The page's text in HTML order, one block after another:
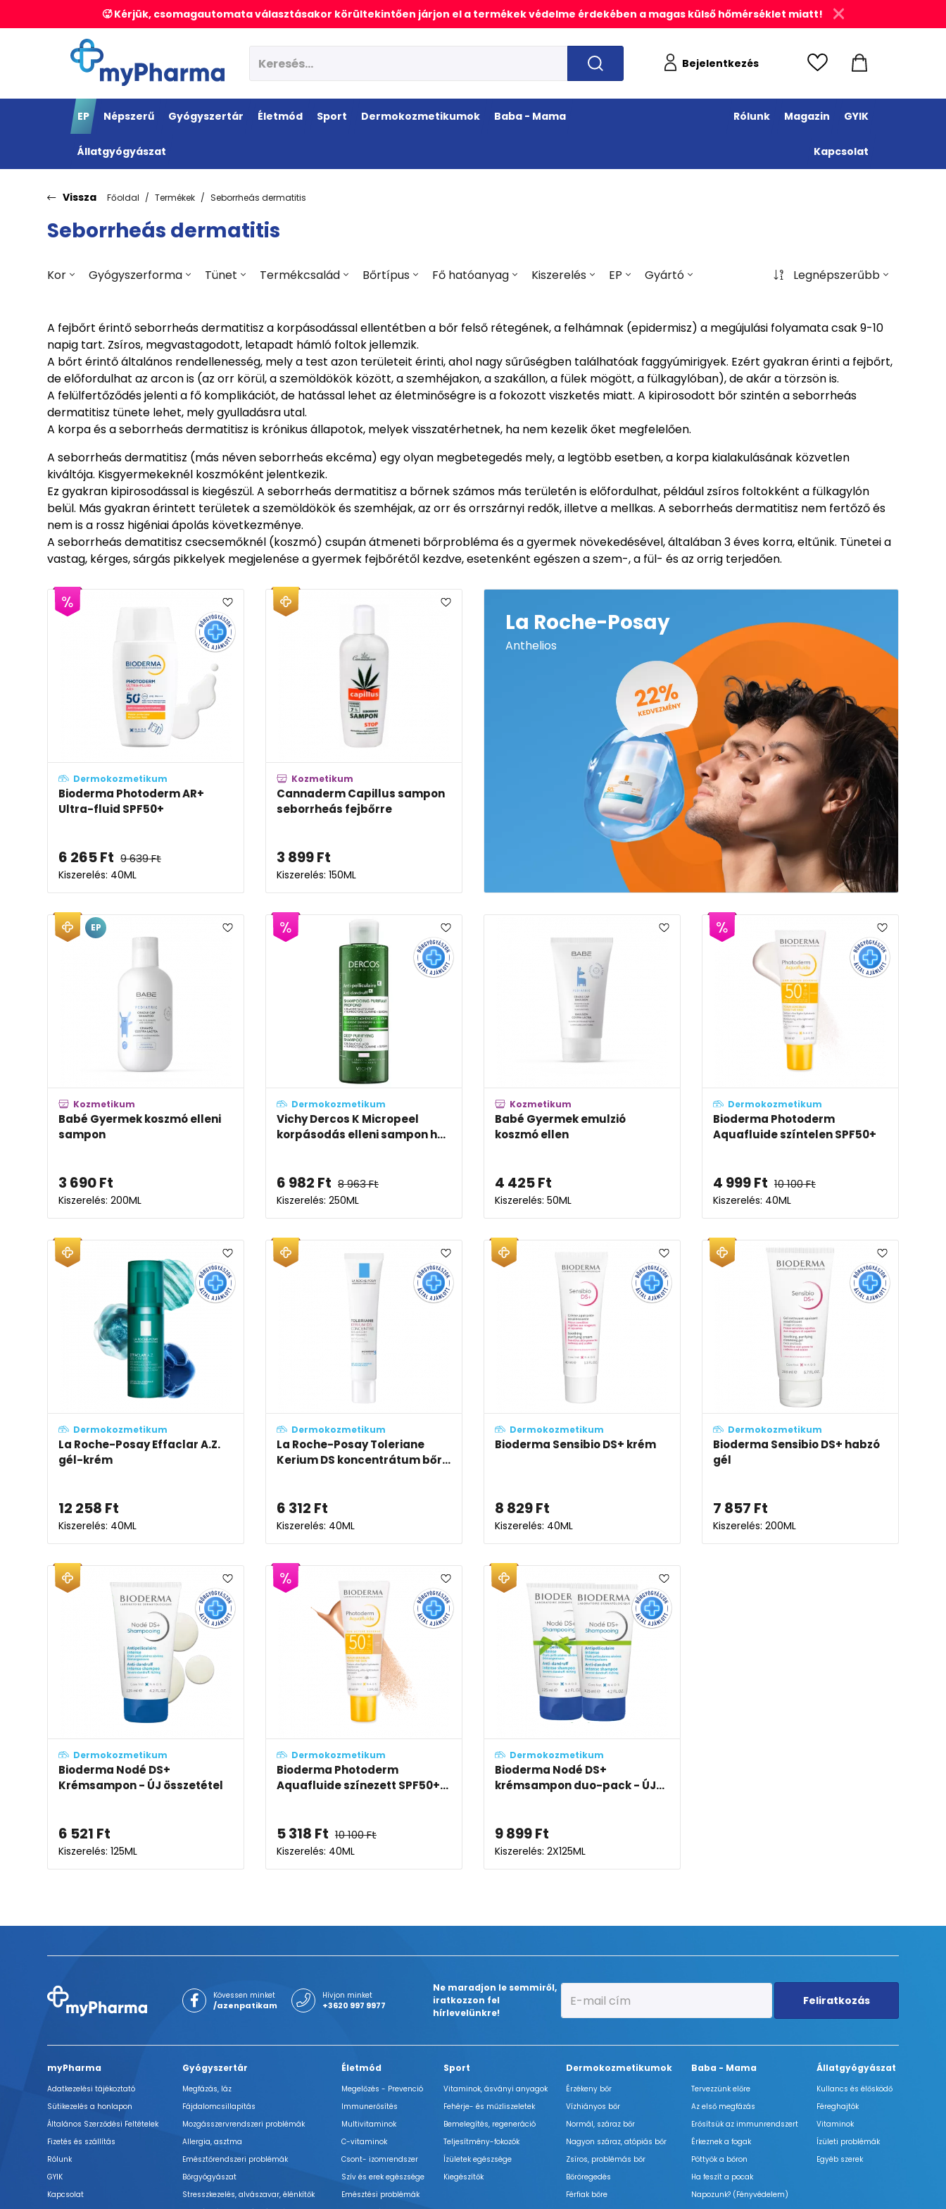
🥵 Kérjük, csomagautomata választásakor körültekintően járjon el a termékek védelme érdekében a magas külső hőmérséklet miatt!
Bejelentkezés
EP Népszerű Gyógyszertár Életmód Sport Dermokozmetikumok Baba - Mama
Állatgyógyászat
Rólunk Magazin GYIK
Kapcsolat
Vissza Főoldal Termékek Seborrheás dermatitis
Seborrheás dermatitis
Kor Gyógyszerforma Tünet Termékcsalád Bőrtípus Fő hatóanyag Kiszerelés EP Gyártó Legnépszerűbb
A fejbőrt érintő seborrheás dermatitisz a korpásodással ellentétben a bőr felső rétegének, a felhámnak (epidermisz) a megújulási folyamata csak 9-10
napig tart. Zsíros, megvastagodott, letapadt hámló foltok jellemzik.
A bőrt érintő általános rendellenesség, mely a test azon területeit érinti, ahol nagy sűrűségben találhatóak faggyúmirigyek. Ezért gyakran érinti a fejbőrt,
de előfordulhat az arcon is (az orr körül, a szemöldökök között, a szemhéjakon, a szakállon, a fülek mögött, a fülkagylóban), de akár a törzsön is.
A felülfertőződés jelenti a fő komplikációt, de hatással lehet az életminőségre is a fokozott viszketés miatt. A kipirosodott bőr szintén a seborrheás
dermatitisz tünete lehet, mely gyulladásra utal.
A korpa és a seborrheás dermatitisz is krónikus állapotok, melyek visszatérhetnek, ha nem kezelik őket megfelelően.
A seborrheás dermatitisz (más néven seborrheás ekcéma) egy olyan megbetegedés mely, a legtöbb esetben, a korpa kialakulásának közvetlen
kiváltója. Kisgyermekeknél koszmóként jelentkezik.
Ez gyakran kipirosodással is kiegészül. A seborrheás dermatitisz a bőrnek számos más területén is előfordulhat, például zsíros foltokként a fülkagylón
belül. Más gyakran érintett területek a szemöldökök és szemhéjak, az orr és orrszárnyi redők, illetve a mellkas. A seborrheás dermatitisz nem fertőző és
nem is a rossz higéniai ápolás következménye.
A seborrheás dematitisz csecsemőknél (koszmó) csupán átmeneti bőrprobléma és a gyermek növekedésével, általában 3 éves korra, eltűnik. Tünetei a
vastag, kérges, sárgás pikkelyek megjelenése a gyermek fejbőrétől kezdve, esetenként egészen a szem-, a fül- és az orrig terjedően.
Dermokozmetikum
Bioderma Photoderm AR+
Ultra-fluid SPF50+
6 265Ft 9 639Ft
Kiszerelés: 40ML
Kozmetikum
Cannaderm Capillus sampon
seborrheás fejbőrre
3 899Ft
Kiszerelés: 150ML
La Roche-Posay
Anthelios
Kozmetikum
Babé Gyermek koszmó elleni
sampon
3 690Ft
Kiszerelés: 200ML
EP
Dermokozmetikum
Vichy Dercos K Micropeel
korpásodás elleni sampon h...
6 982 Ft 8 963Ft
Kiszerelés: 250ML
Kozmetikum
Babé Gyermek emulzió
koszmó ellen
4 425Ft
Kiszerelés: 50ML
Dermokozmetikum
Bioderma Photoderm
Aquafluide színtelen SPF50+
4 999Ft 10 100Ft
Kiszerelés: 40ML
Dermokozmetikum
La Roche-Posay Effaclar A.Z.
gél-krém
12 258 Ft
Kiszerelés: 40ML
Dermokozmetikum
La Roche-Posay Toleriane
Kerium DS koncentrátum bőr...
6 312 Ft
Kiszerelés: 40ML
Dermokozmetikum
Bioderma Sensibio DS+ krém
8 829Ft
Kiszerelés: 40ML
Dermokozmetikum
Bioderma Sensibio DS+ habzó
gél
7 857 Ft
Kiszerelés: 200ML
Dermokozmetikum
Bioderma Nodé DS+
Krémsampon - ÚJ összetétel
6 521 Ft
Kiszerelés: 125ML
Dermokozmetikum
Bioderma Photoderm
Aquafluide színezett SPF50+...
5 318 Ft 10 100Ft
Kiszerelés: 40ML
Dermokozmetikum
Bioderma Nodé DS+
krémsampon duo-pack - ÚJ...
9 899Ft
Kiszerelés: 2X125ML
Kövessen minket
/azenpatikam
Hívjon minket
+3620 997 9977
Ne maradjon le semmiről,
iratkozzon fel
hírlevelünkre!
Feliratkozás
myPharma
Adatkezelési tájékoztató
Sütikezelés a honlapon
Általános Szerződési Feltételek
Fizetés és szállítás
Rólunk
GYIK
Kapcsolat
Gyógyszertár
Megfázás, láz
Fájdalomcsillapítás
Mozgásszervrendszeri problémák
Allergia, asztma
Emésztőrendszeri problémák
Bőrgyógyászat
Stresszkezelés, alvászavar, élénkítők
Életmód
Megelőzés - Prevenció
Immunerősítés
Multivitaminok
C-vitaminok
Csont- izomrendszer
Szív és erek egészsége
Emésztési problémák
Sport
Vitaminok, ásványi anyagok
Fehérje- és műzliszeletek
Bemelegítés, regeneráció
Teljesítmény-fokozók
Ízületek egészsége
Kiegészítők
Dermokozmetikumok
Érzékeny bőr
Vízhiányos bőr
Normál, száraz bőr
Nagyon száraz, atópiás bőr
Zsíros, problémás bőr
Bőröregedés
Férfiak bőre
Baba - Mama
Tervezzünk előre
Az első megfázás
Erősítsük az immunrendszert
Érkeznek a fogak
Pöttyök a bőron
Ha feszít a pocak
Napozunk? (Fényvédelem)
Állatgyógyászat
Kullancs és élősködő
Féreghajtók
Vitaminok
Ízületi problémák
Egyéb szerek